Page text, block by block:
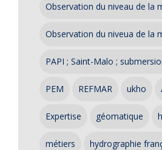
Observation du niveau de la
Observation du niveua de la
PAPI ; Saint-Malo ;
PEM REFMAR ukho
Expertise géomatique
métiers hydrographie